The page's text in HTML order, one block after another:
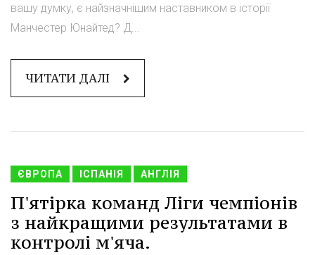
вашу думку, є найзначнішим наставником в історії
Манчестер Юнайтед? Д...
ЧИТАТИ ДАЛІ
ЄВРОПА ІСПАНІЯ АНГЛІЯ
П'ятірка команд Ліги чемпіонів
з найкращими результатами в
контролі м'яча.